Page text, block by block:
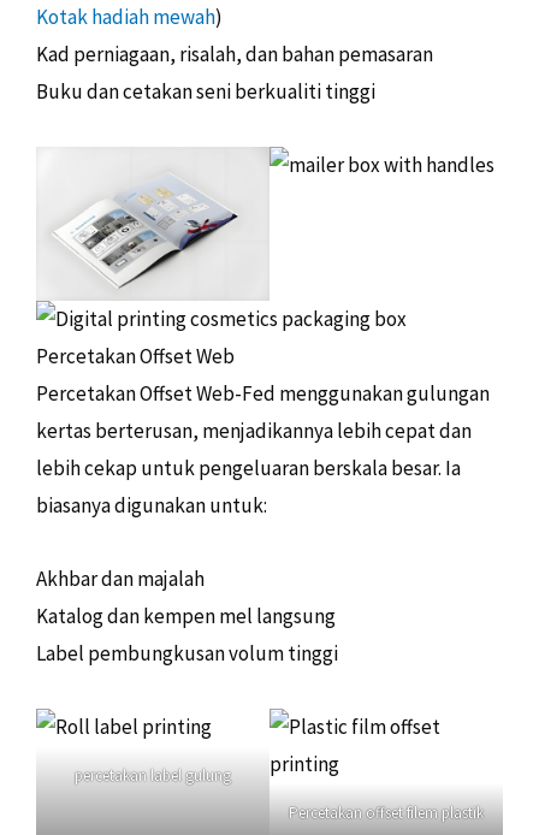
Kotak hadiah mewah)
Kad perniagaan, risalah, dan bahan pemasaran
Buku dan cetakan seni berkualiti tinggi
Percetakan Offset Web
Percetakan Offset Web-Fed menggunakan gulungan
kertas berterusan, menjadikannya lebih cepat dan
lebih cekap untuk pengeluaran berskala besar. Ia
biasanya digunakan untuk:
Akhbar dan majalah
Katalog dan kempen mel langsung
Label pembungkusan volum tinggi
percetakan label gulung
Percetakan offset filem plastik